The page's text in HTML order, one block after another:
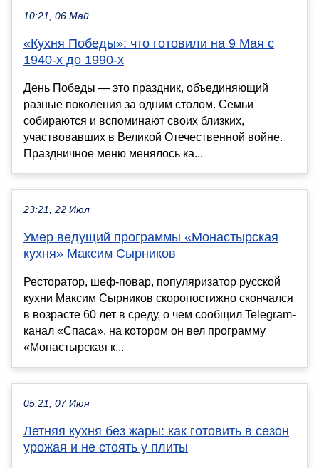
10:21, 06 Май
«Кухня Победы»: что готовили на 9 Мая с
1940-х до 1990-х
День Победы — это праздник, объединяющий
разные поколения за одним столом. Семьи
собираются и вспоминают своих близких,
участвовавших в Великой Отечественной войне.
Праздничное меню менялось ка...
23:21, 22 Июл
Умер ведущий программы «Монастырская
кухня» Максим Сырников
Ресторатор, шеф-повар, популяризатор русской
кухни Максим Сырников скоропостижно скончался
в возрасте 60 лет в среду, о чем сообщил Telegram-
канал «Спаса», на котором он вел программу
«Монастырская к...
05:21, 07 Июн
Летняя кухня без жары: как готовить в сезон
урожая и не стоять у плиты